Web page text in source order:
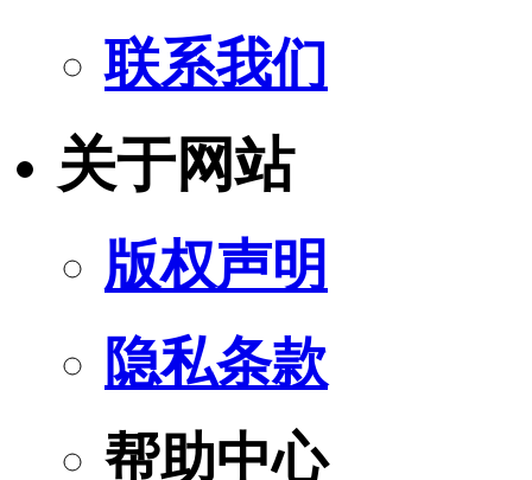
联系我们
关于网站
版权声明
隐私条款
帮助中心